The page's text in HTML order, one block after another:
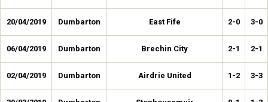
20/04/2019 Dumbarton East Fife 2-0 3-0
06/04/2019 Dumbarton Brechin City 2-1 2-1
02/04/2019 Dumbarton Airdrie United 1-2 3-3